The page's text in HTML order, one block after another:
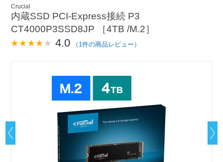
Crucial
内蔵SSD PCI-Express接続 P3
CT4000P3SSD8JP ［4TB /M.2］
4.0 （1件の商品レビュー）